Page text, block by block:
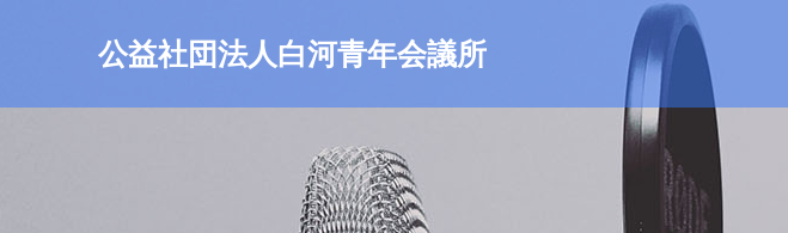
公益社団法人白河青年会議所